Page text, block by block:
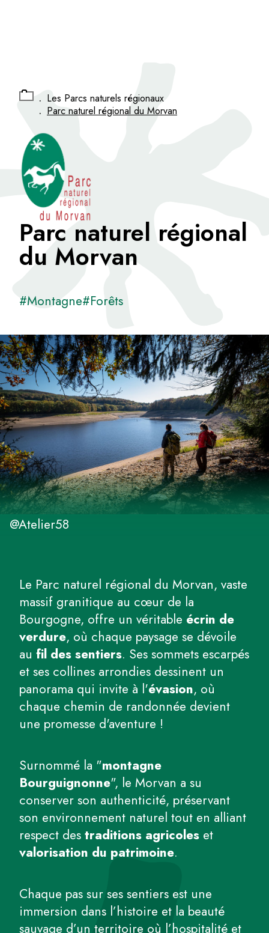
. Les Parcs naturels régionaux
. Parc naturel régional du Morvan
Parc naturel régional
du Morvan
#Montagne#Forêts
@Atelier58
Le Parc naturel régional du Morvan, vaste
massif granitique au cœur de la
Bourgogne, offre un véritable écrin de
verdure, où chaque paysage se dévoile
au fil des sentiers. Ses sommets escarpés
et ses collines arrondies dessinent un
panorama qui invite à l'évasion, où
chaque chemin de randonnée devient
une promesse d'aventure !
Surnommé la "montagne
Bourguignonne", le Morvan a su
conserver son authenticité, préservant
son environnement naturel tout en alliant
respect des traditions agricoles et
valorisation du patrimoine.
Chaque pas sur ses sentiers est une
immersion dans l’histoire et la beauté
sauvage d’un territoire où l’hospitalité et